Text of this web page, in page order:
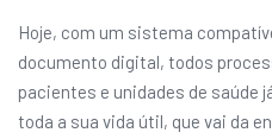
Hoje, com um sistema
documento digital, todos
pacientes e unidades de saúde
toda a sua vida útil, que vai da